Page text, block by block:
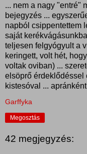
... nem a nagy "entré"
bejegyzés ...
napból csippentettem
saját
teljesen felgyógyult a
keringett, volt hét,
voltak oviban) ...
elsöprő érdeklődéssel
kistesóval ...
Garffyka
Megosztás
42 megjegyzés: